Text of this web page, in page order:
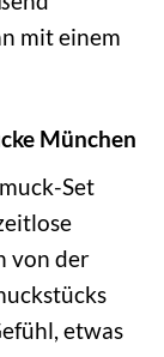
mit einem
München
Set
von der
etwas